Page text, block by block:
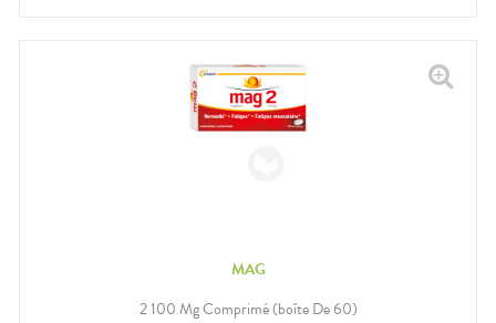
MAG
2 100 Mg Comprimé (boîte De 60)